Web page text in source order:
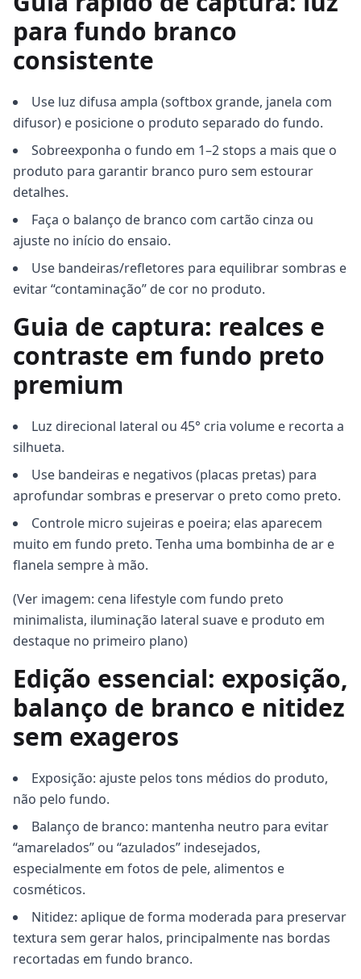
para fundo branco
consistente
Use luz difusa ampla (softbox grande, janela com
difusor) e posicione o produto separado do fundo.
Sobreexponha o fundo em 1–2 stops a mais que o
produto para garantir branco puro sem estourar
detalhes.
Faça o balanço de branco com cartão cinza ou
ajuste no início do ensaio.
Use bandeiras/refletores para equilibrar sombras e
evitar “contaminação” de cor no produto.
Guia de captura: realces e
contraste em fundo preto
premium
Luz direcional lateral ou 45° cria volume e recorta a
silhueta.
Use bandeiras e negativos (placas pretas) para
aprofundar sombras e preservar o preto como preto.
Controle micro sujeiras e poeira; elas aparecem
muito em fundo preto. Tenha uma bombinha de ar e
flanela sempre à mão.
(Ver imagem: cena lifestyle com fundo preto
minimalista, iluminação lateral suave e produto em
destaque no primeiro plano)
Edição essencial: exposição,
balanço de branco e nitidez
sem exageros
Exposição: ajuste pelos tons médios do produto,
não pelo fundo.
Balanço de branco: mantenha neutro para evitar
“amarelados” ou “azulados” indesejados,
especialmente em fotos de pele, alimentos e
cosméticos.
Nitidez: aplique de forma moderada para preservar
textura sem gerar halos, principalmente nas bordas
recortadas em fundo branco.